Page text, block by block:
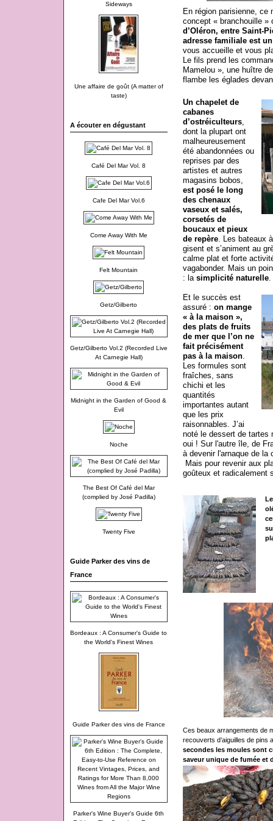
Sideways
Une affaire de goût (A matter of
taste)
A écouter en dégustant
Café Del Mar Vol. 8
Cafe Del Mar Vol.6
Come Away With Me
Felt Mountain
Getz/Gilberto
Getz/Gilberto Vol.2 (Recorded Live
At Carnegie Hall)
Midnight in the Garden of Good &
Evil
Noche
The Best Of Café del Mar
(complied by José Padilla)
Twenty Five
Guide Parker des vins de
France
Bordeaux : A Consumer's Guide to
the World's Finest Wines
Guide Parker des vins de France
Parker's Wine Buyer's Guide 6th
En région parisienne, ce
concept « branchouille
d’Oléron, entre Saint-
adresse familiale est
vous accueille et vous
Le fils prend les
Mamelou », une huître
flambe les églades
Un chapelet de
cabanes
d’ostréiculteurs,
dont la plupart ont
malheureusement
été abandonnées ou
reprises par des
artistes et autres
magasins bobos,
est posé le long
des chenaux
vaseux et salés,
corsetés de
boucaux et pieux
de repère. Les bateaux
gisent et s’animent au
calme plat et forte
vagabonder. Mais un
: la simplicité naturelle.
Et le succès est
assuré : on mange
« à la maison »,
des plats de fruits
de mer que l’on ne
fait précisément
pas à la maison.
Les formules sont
fraîches, sans
chichi et les
quantités
importantes autant
que les prix
raisonnables. J’ai
noté le dessert de tartes
oui ! Sur l'autre île, de
à devenir l'arnaque de la
Mais pour revenir aux
goûteux et radicalement
Ces beaux arrangements de
recouverts d’aiguilles de pins
secondes les moules sont
saveur unique de fumée et